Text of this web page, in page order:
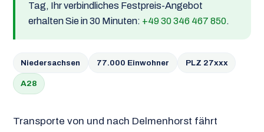
Tag, Ihr verbindliches Festpreis-Angebot
erhalten Sie in 30 Minuten: +49 30 346 467 850.
Niedersachsen 77.000 Einwohner PLZ 27xxx
A28
Transporte von und nach Delmenhorst fährt